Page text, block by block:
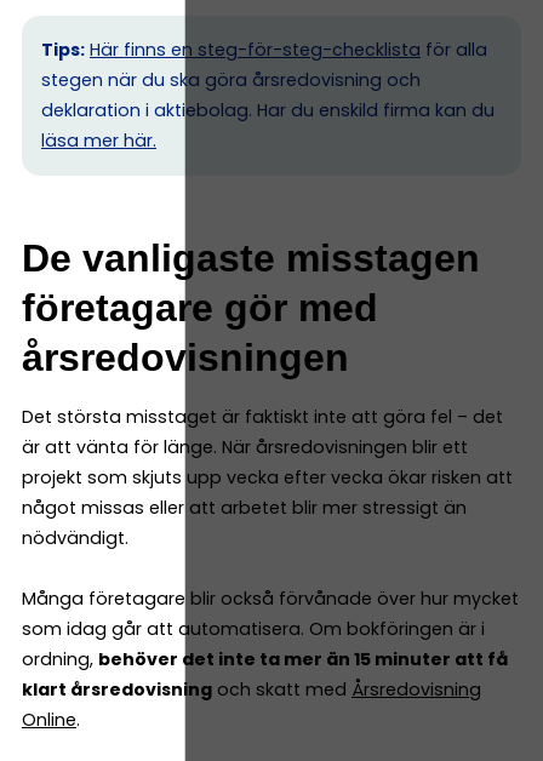
Tips: Här finns en steg-för-steg-checklista för alla
stegen när du ska göra årsredovisning och
deklaration i aktiebolag. Har du enskild firma kan du
läsa mer här.
De vanligaste misstagen
företagare gör med
årsredovisningen
Det största misstaget är faktiskt inte att göra fel – det
är att vänta för länge. När årsredovisningen blir ett
projekt som skjuts upp vecka efter vecka ökar risken att
något missas eller att arbetet blir mer stressigt än
nödvändigt.
Många företagare blir också förvånade över hur mycket
som idag går att automatisera. Om bokföringen är i
ordning, behöver det inte ta mer än 15 minuter att få
klart årsredovisning och skatt med Årsredovisning
Online.